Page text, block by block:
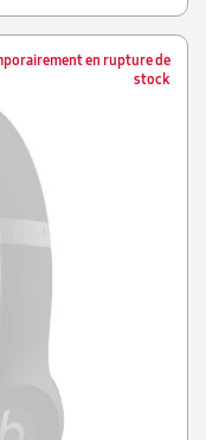
en rupture de
stock